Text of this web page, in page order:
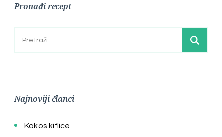
Pronađi recept
Pretraga:
Najnoviji članci
Kokos kiflice